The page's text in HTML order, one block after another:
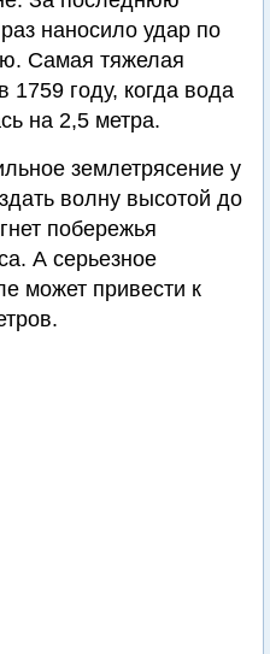
наносило удар по
Самая тяжелая
1759 году, когда вода
на 2,5 метра.
землетрясение у
волну высотой до
побережья
А серьезное
может привести к